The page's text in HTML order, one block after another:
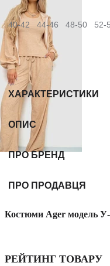
Розмір:
40-42 44-46 48-50 52-
Колір: Бежевий
ХАРАКТЕРИСТИКИ
ОПИС
ПРО БРЕНД
ПРО ПРОДАВЦЯ
Костюми Ager модель У-
РЕЙТИНГ ТОВАРУ